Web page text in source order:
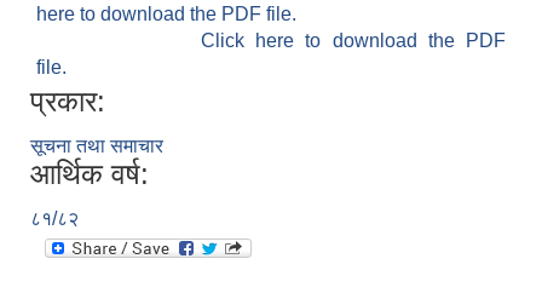
here to download the PDF file.
Click here to download the PDF
file.
प्रकार:
सूचना तथा समाचार
आर्थिक वर्ष:
८१/८२